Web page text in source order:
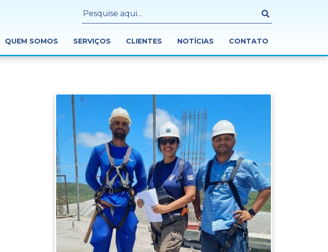
QUEM SOMOS SERVIÇOS CLIENTES NOTÍCIAS CONTATO